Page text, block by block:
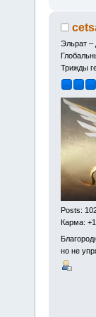
Эльрат –
Трижды
Posts:
Карма:
но не